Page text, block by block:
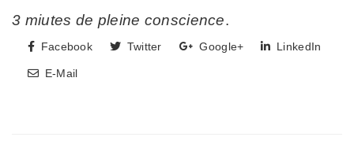
3 miutes de pleine conscience.
Facebook Twitter Google+ LinkedIn
E-Mail